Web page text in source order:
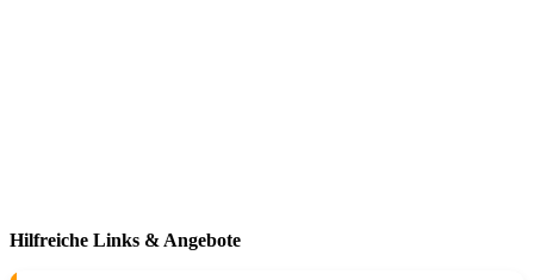
Hilfreiche Links & Angebote